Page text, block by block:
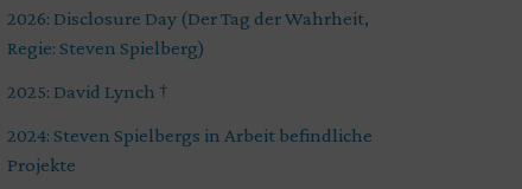
2026: Disclosure Day (Der Tag der Wahrheit,
Regie: Steven Spielberg)
2025: David Lynch †
2024: Steven Spielbergs in Arbeit befindliche
Projekte